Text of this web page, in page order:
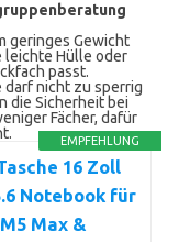
geringes Gewicht
leichte Hülle oder
passt.
darf nicht zu sperrig
die Sicherheit bei
Fächer, dafür
EMPFEHLUNG
16 Zoll
Notebook für
Max &